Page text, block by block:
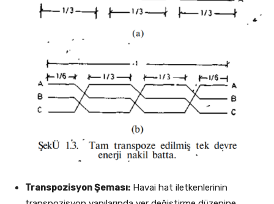
Transpozisyon Şeması: Havai hat iletkenlerinin